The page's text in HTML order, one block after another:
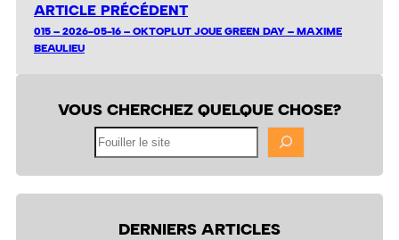
ARTICLE PRÉCÉDENT
015 – 2026-05-16 – OKTOPLUT JOUE GREEN DAY – MAXIME
BEAULIEU
VOUS CHERCHEZ QUELQUE CHOSE?
DERNIERS ARTICLES